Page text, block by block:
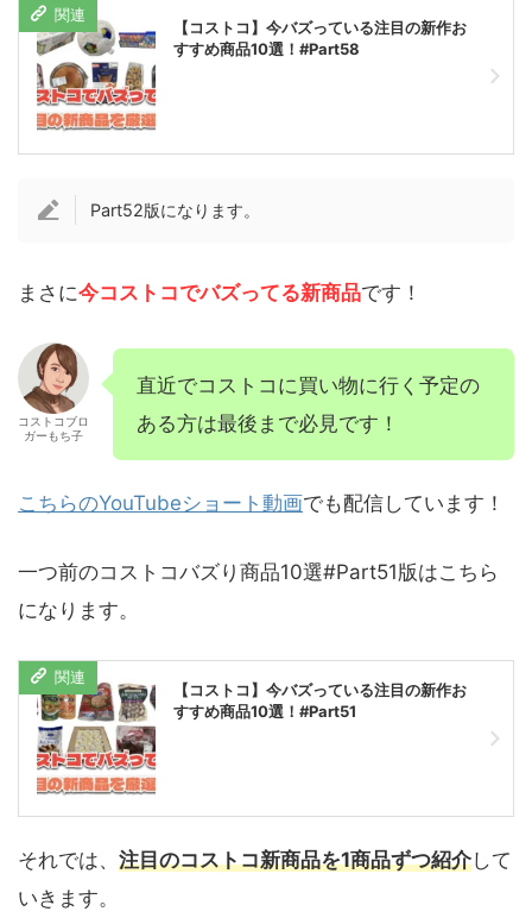
【コストコ】今バズっている注目の新作お
すすめ商品10選！#Part58
Part52版になります。
まさに今コストコでバズってる新商品です！
コストコブロ
ガーもち子
直近でコストコに買い物に行く予定の
ある方は最後まで必見です！
こちらのYouTubeショート動画でも配信しています！
一つ前のコストコバズり商品10選#Part51版はこちら
になります。
【コストコ】今バズっている注目の新作お
すすめ商品10選！#Part51
それでは、 注目のコストコ新商品を1商品ずつ紹介して
いきます。